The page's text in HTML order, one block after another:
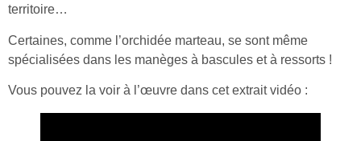
territoire…
Certaines, comme l’orchidée marteau, se sont même
spécialisées dans les manèges à bascules et à ressorts !
Vous pouvez la voir à l’œuvre dans cet extrait vidéo :